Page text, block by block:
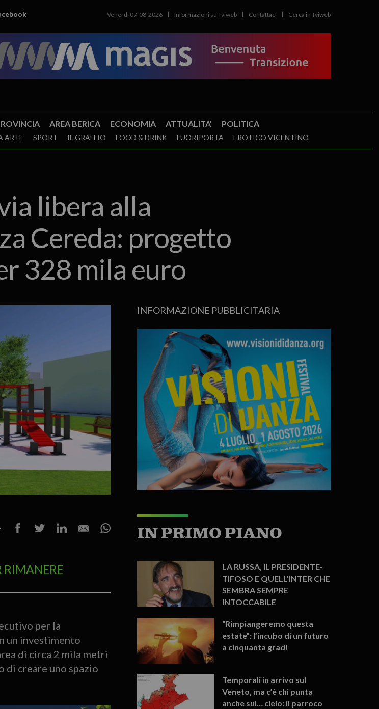
Venerdì 07-08-2026 Informazioni su Tviweb Contattaci Cerca in Tviweb
AREA BERICA ECONOMIA ATTUALITA’ POLITICA
ARTE SPORT IL GRAFFIO FOOD & DRINK FUORIPORTA EROTICO VICENTINO
libera alla
Cereda: progetto
328 mila euro
RIMANERE
per la
un investimento
di circa 2 mila metri
di creare uno spazio
INFORMAZIONE PUBBLICITARIA
IN PRIMO PIANO
LA RUSSA, IL PRESIDENTE-
TIFOSO E QUELL’INTER CHE
SEMBRA SEMPRE
INTOCCABILE
“Rimpiangeremo questa
estate”: l’incubo di un futuro
a cinquanta gradi
Temporali in arrivo sul
Veneto, ma c’è chi punta
anche sul… cielo: il parroco